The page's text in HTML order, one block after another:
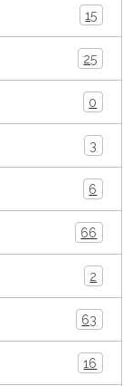
15
25
0
3
6
66
2
63
16